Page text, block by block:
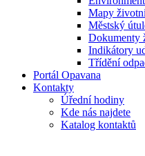
Mapy
Městský
Dokumenty
Indikátory
Třídění
Portál Opavana
Kontakty
Úřední hodiny
Kde nás najdete
Katalog kontaktů